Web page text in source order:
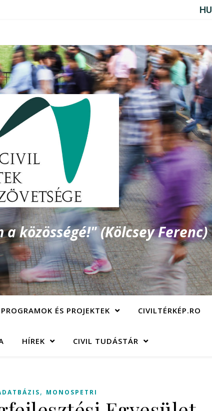
HU
közösségé!" (Kölcsey Ferenc)
PROGRAMOK ÉS PROJEKTEK CIVILTÉRKÉP.RO
HÍREK CIVIL TUDÁSTÁR
, MONOSPETRI